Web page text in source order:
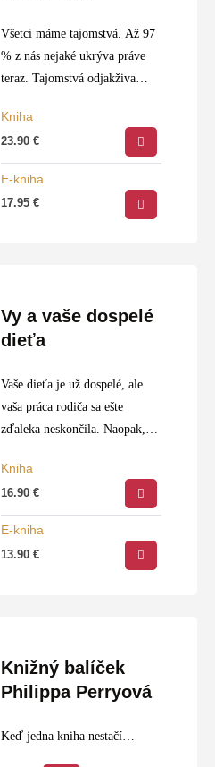
Všetci máme tajomstvá. Až 97
% z nás nejaké ukrýva práve
teraz. Tajomstvá odjakživa
ovládali – od vodcov siekt,
vrahov, psychopatov, politikov
až po bežné…
Kniha
23.90€
E-kniha
17.95€
Vy a vaše dospelé
dieťa
Vaše dieťa je už dospelé, ale
vaša práca rodiča sa ešte
zďaleka neskončila. Naopak,
neustále sa meniacim
potrebám. Aké sú však tieto
nové potreby? A prečo…
Kniha
16.90€
E-kniha
13.90€
Knižný balíček
Philippa Perryová
Keď jedna kniha nestačí…